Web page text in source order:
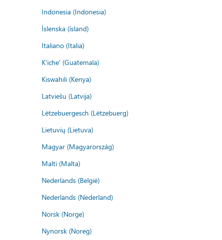
Indonesia (Indonesia)
Íslenska (ísland)
Italiano (Italia)
K'iche' (Guatemala)
Kiswahili (Kenya)
Latviešu (Latvija)
Lëtzebuergesch (Lëtzebuerg)
Lietuvių (Lietuva)
Magyar (Magyarország)
Malti (Malta)
Nederlands (België)
Nederlands (Nederland)
Norsk (Norge)
Nynorsk (Noreg)